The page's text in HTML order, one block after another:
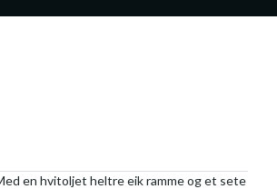
en hvitoljet heltre eik ramme og et sete